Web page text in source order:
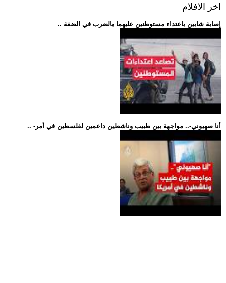
اخر الافلام
.. إصابة شابين باعتداء مستوطنين عليهما بالضرب في الضفة
.. -أنا صهيوني-.. مواجهة بين طبيب وناشطين داعمين لفلسطين في أمر